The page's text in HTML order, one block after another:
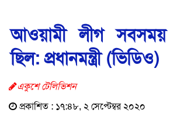
আওয়ামী লীগ সবসময়
ছিল: প্রধানমন্ত্রী (ভিডিও)
একুশে টেলিভিশন
প্রকাশিত : ১৭:৪৮, ২ সেপ্টেম্বর ২০২০